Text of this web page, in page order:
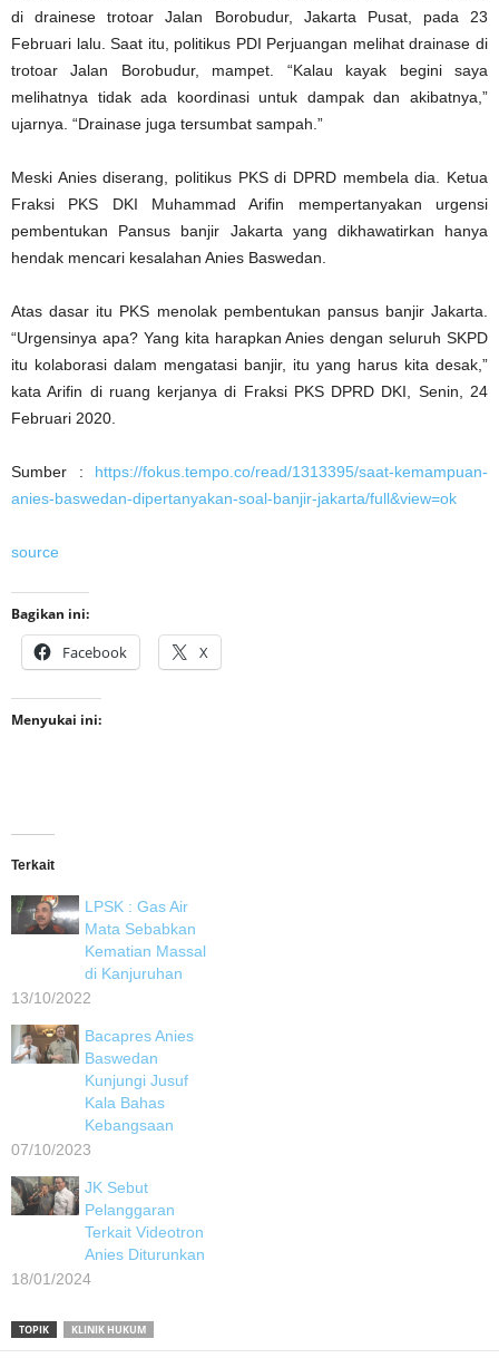
di drainese trotoar Jalan Borobudur, Jakarta Pusat, pada 23
Februari lalu. Saat itu, politikus PDI Perjuangan melihat drainase di
trotoar Jalan Borobudur, mampet. “Kalau kayak begini saya
melihatnya tidak ada koordinasi untuk dampak dan akibatnya,”
ujarnya. “Drainase juga tersumbat sampah.”
Meski Anies diserang, politikus PKS di DPRD membela dia. Ketua
Fraksi PKS DKI Muhammad Arifin mempertanyakan urgensi
pembentukan Pansus banjir Jakarta yang dikhawatirkan hanya
hendak mencari kesalahan Anies Baswedan.
Atas dasar itu PKS menolak pembentukan pansus banjir Jakarta.
“Urgensinya apa? Yang kita harapkan Anies dengan seluruh SKPD
itu kolaborasi dalam mengatasi banjir, itu yang harus kita desak,”
kata Arifin di ruang kerjanya di Fraksi PKS DPRD DKI, Senin, 24
Februari 2020.
Sumber : https://fokus.tempo.co/read/1313395/saat-kemampuan-
anies-baswedan-dipertanyakan-soal-banjir-jakarta/full&view=ok
source
Bagikan ini:
Facebook X
Menyukai ini:
Terkait
LPSK : Gas Air
Mata Sebabkan
Kematian Massal
di Kanjuruhan
13/10/2022
Bacapres Anies
Baswedan
Kunjungi Jusuf
Kala Bahas
Kebangsaan
07/10/2023
JK Sebut
Pelanggaran
Terkait Videotron
Anies Diturunkan
18/01/2024
TOPIK KLINIK HUKUM